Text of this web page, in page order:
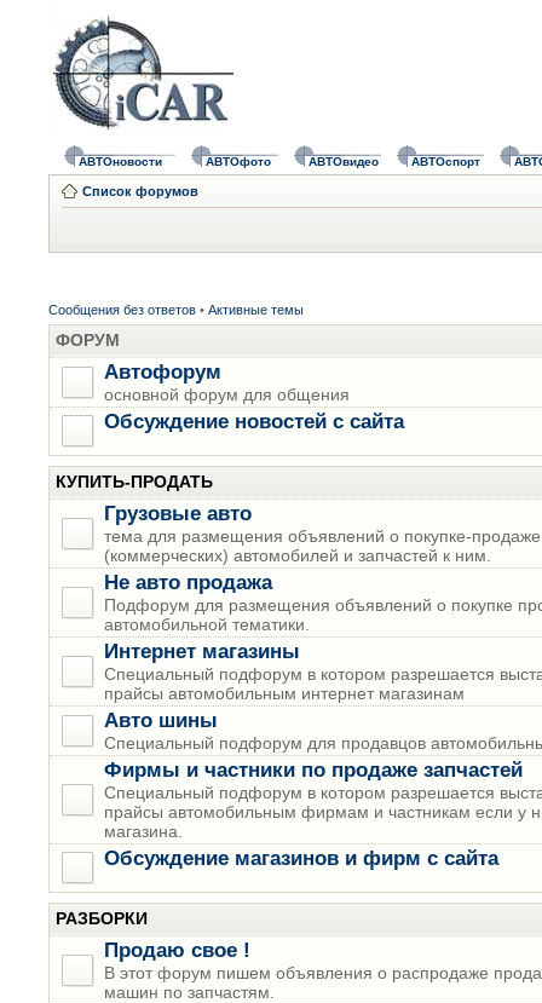
АВТОновости АВТОфото АВТОвидео АВТОспорт
Список форумов
Сообщения без ответов • Активные темы
ФОРУМ
Автофорум
основной форум для общения
Обсуждение новостей с сайта
КУПИТЬ-ПРОДАТЬ
Грузовые авто
тема для размещения объявлений о покупке-продаже
(коммерческих) автомобилей и запчастей к ним.
Не авто продажа
Подфорум для размещения объявлений о покупке
автомобильной тематики.
Интернет магазины
Специальный подфорум в котором разрешается
прайсы автомобильным интернет магазинам
Авто шины
Специальный подфорум для продавцов
Фирмы и частники по продаже запчастей
Специальный подфорум в котором разрешается
прайсы автомобильным фирмам и частникам если у
магазина.
Обсуждение магазинов и фирм с сайта
РАЗБОРКИ
Продаю свое !
В этот форум пишем объявления о распродаже
машин по запчастям.